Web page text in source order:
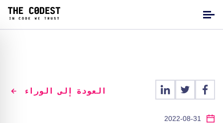
العودة إلى الوراء
2022-08-31